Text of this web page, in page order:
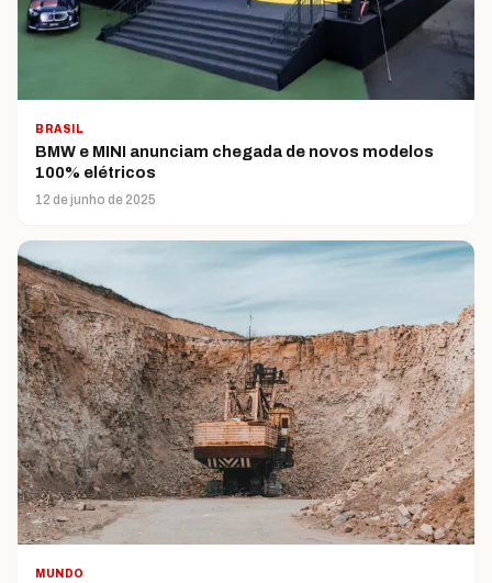
BRASIL
BMW e MINI anunciam chegada de novos modelos
100% elétricos
12 de junho de 2025
MUNDO